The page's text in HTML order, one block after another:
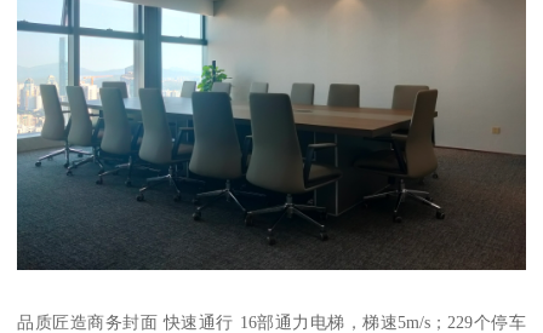
品质匠造商务封面 快速通行 16部通力电梯，梯速5m/s；229个停车